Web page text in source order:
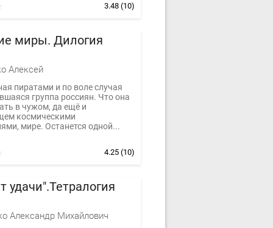
3.48(10)
миры. Дилогия
Алексей
пиратами и по воле случая
группа россиян. Что она
в чужом, да ещё и
космическими
мире. Останется одной...
4.25(10)
удачи".Тетралогия
Александр Михайлович